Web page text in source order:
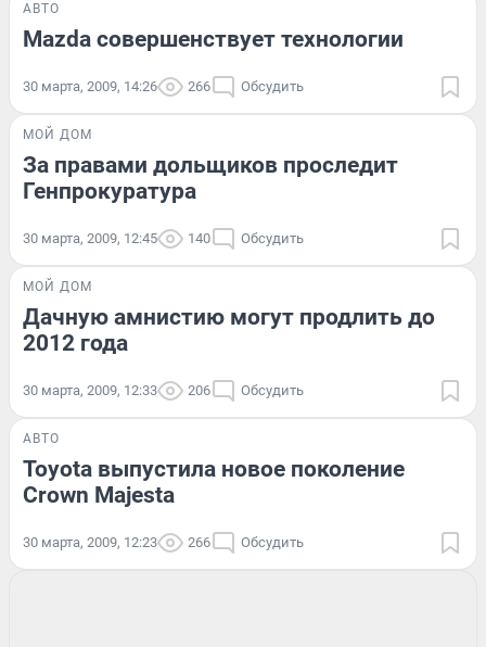
АВТО
Mazda совершенствует технологии
30 марта, 2009, 14:26 266 Обсудить
МОЙ ДОМ
За правами дольщиков проследит
Генпрокуратура
30 марта, 2009, 12:45 140 Обсудить
МОЙ ДОМ
Дачную амнистию могут продлить до
2012 года
30 марта, 2009, 12:33 206 Обсудить
АВТО
Toyota выпустила новое поколение
Crown Majesta
30 марта, 2009, 12:23 266 Обсудить